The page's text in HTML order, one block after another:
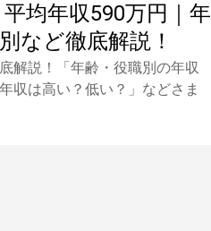
均年収590万円｜年
など徹底解説！
解説！「年齢・役職別の年収
収は高い？低い？」などさま